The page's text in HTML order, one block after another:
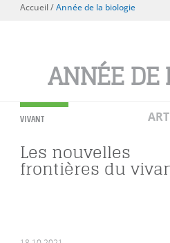
Vous êtes ici
Accueil/Année de la biologie
ANNÉE DE
VIVANT
Les nouvelles
frontières du